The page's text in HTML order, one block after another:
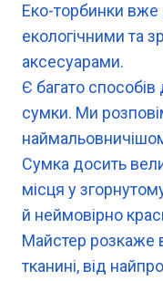
Еко-торбинки
екологічними та
аксесуарами.
Є багато
сумки. Ми
Сумка досить
місця у
й неймовірно
Майстер розкаже
тканині, від